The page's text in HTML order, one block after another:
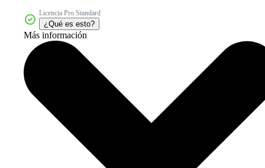
Licencia Pro Standard
¿Qué es esto?
Más información